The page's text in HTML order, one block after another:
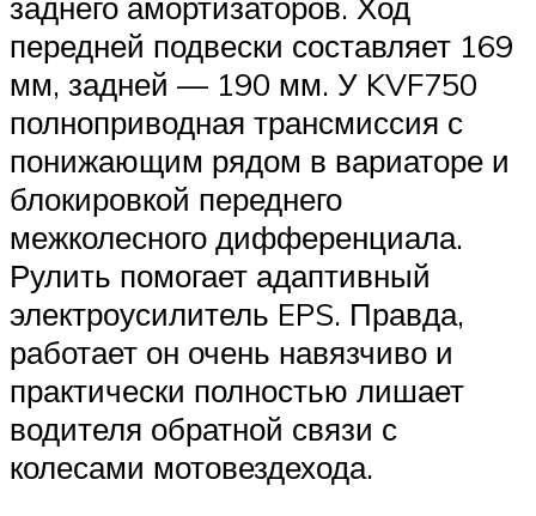
заднего амортизаторов. Ход
передней подвески составляет 169
мм, задней — 190 мм. У KVF750
полноприводная трансмиссия с
понижающим рядом в вариаторе и
блокировкой переднего
межколесного дифференциала.
Рулить помогает адаптивный
электроусилитель EPS. Правда,
работает он очень навязчиво и
практически полностью лишает
водителя обратной связи с
колесами мотовездехода.